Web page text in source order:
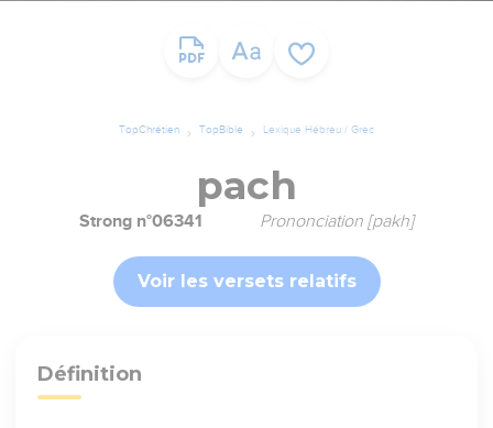
TopChrétien TopBible Lexique Hébreu / Grec
pach
Strong n°06341 Prononciation [pakh]
Voir les versets relatifs
Définition